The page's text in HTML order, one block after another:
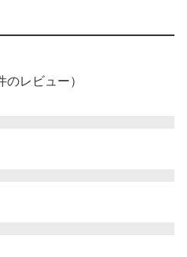
レビュー）